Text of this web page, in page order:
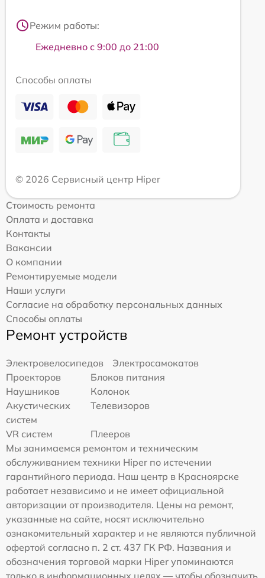
Режим работы:
Ежедневно с 9:00 до 21:00
Способы оплаты
© 2026 Сервисный центр Hiper
Стоимость ремонта
Оплата и доставка
Контакты
Вакансии
О компании
Ремонтируемые модели
Наши услуги
Согласие на обработку персональных данных
Способы оплаты
Ремонт устройств
Электровелосипедов
Электросамокатов
Проекторов
Блоков питания
Наушников
Колонок
Акустических
систем
Телевизоров
VR систем
Плееров
Мы занимаемся ремонтом и техническим
обслуживанием техники Hiper по истечении
гарантийного периода. Наш центр в Красноярске
работает независимо и не имеет официальной
авторизации от производителя. Цены на ремонт,
указанные на сайте, носят исключительно
ознакомительный характер и не являются публичной
офертой согласно п. 2 ст. 437 ГК РФ. Названия и
обозначения торговой марки Hiper упоминаются
только в информационных целях — чтобы обозначить